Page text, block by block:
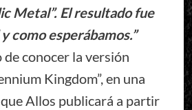
Metal”. El resultado fue
como esperábamos.”
conocer la versión
Kingdom”, en una
Allos publicará a partir